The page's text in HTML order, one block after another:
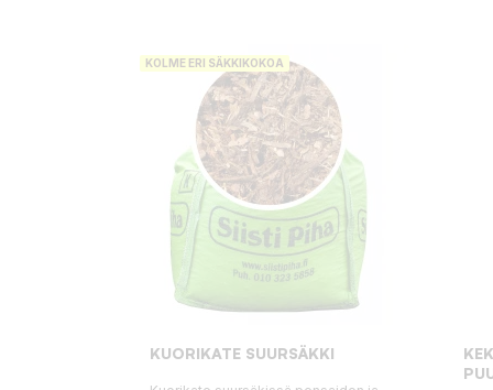
KOLME ERI SÄKKIKOKOA
KUORIKATE SUURSÄKKI